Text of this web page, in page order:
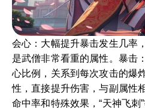
会心：大幅提升暴击发生几率
是武僧非常看重的属性。暴击
心比例，关系到每次攻击的爆
性，直接提升伤害，与副属性
命中率和特殊效果，“天神飞刺